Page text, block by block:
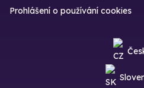
Prohlášení o používání cookies